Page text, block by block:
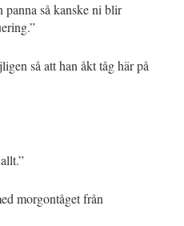
panna så kanske ni blir
så att han åkt tåg här på
morgontåget från